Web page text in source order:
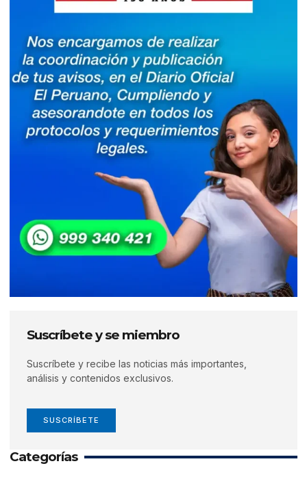
Suscríbete y se miembro
Suscríbete y recibe las noticias más importantes,
análisis y contenidos exclusivos.
SUSCRÍBETE
Categorías